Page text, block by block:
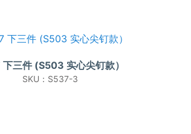
三件 (S503 实心尖钉款）
SKU：S537-3